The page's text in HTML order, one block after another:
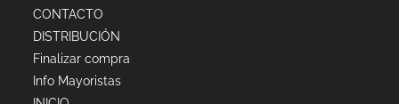
CONTACTO
DISTRIBUCIÓN
Finalizar compra
Info Mayoristas